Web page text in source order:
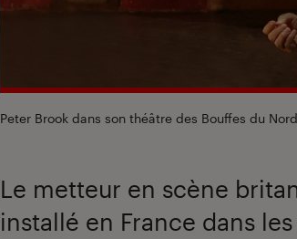
Peter Brook dans son théâtre des Bouffes du
Le metteur en scène
installé en France dans